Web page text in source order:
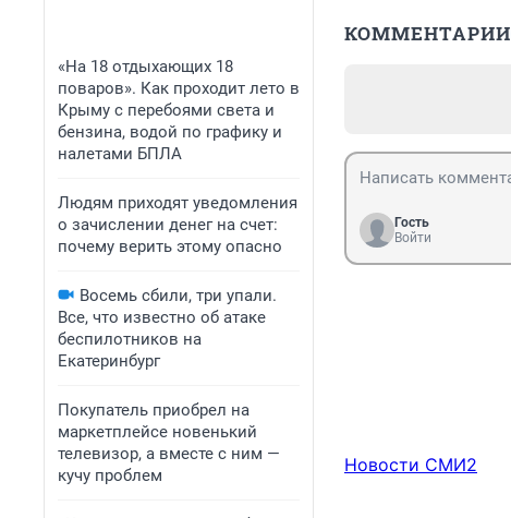
«На 18 отдыхающих 18
поваров». Как проходит лето в
Крыму с перебоями света и
бензина, водой по графику и
налетами БПЛА
Людям приходят уведомления
о зачислении денег на счет:
почему верить этому опасно
Восемь сбили, три упали.
Все, что известно об атаке
беспилотников на
Екатеринбург
Покупатель приобрел на
маркетплейсе новенький
телевизор, а вместе с ним —
кучу проблем
КОММЕНТАРИИ
Гость
Войти
Новости СМИ2